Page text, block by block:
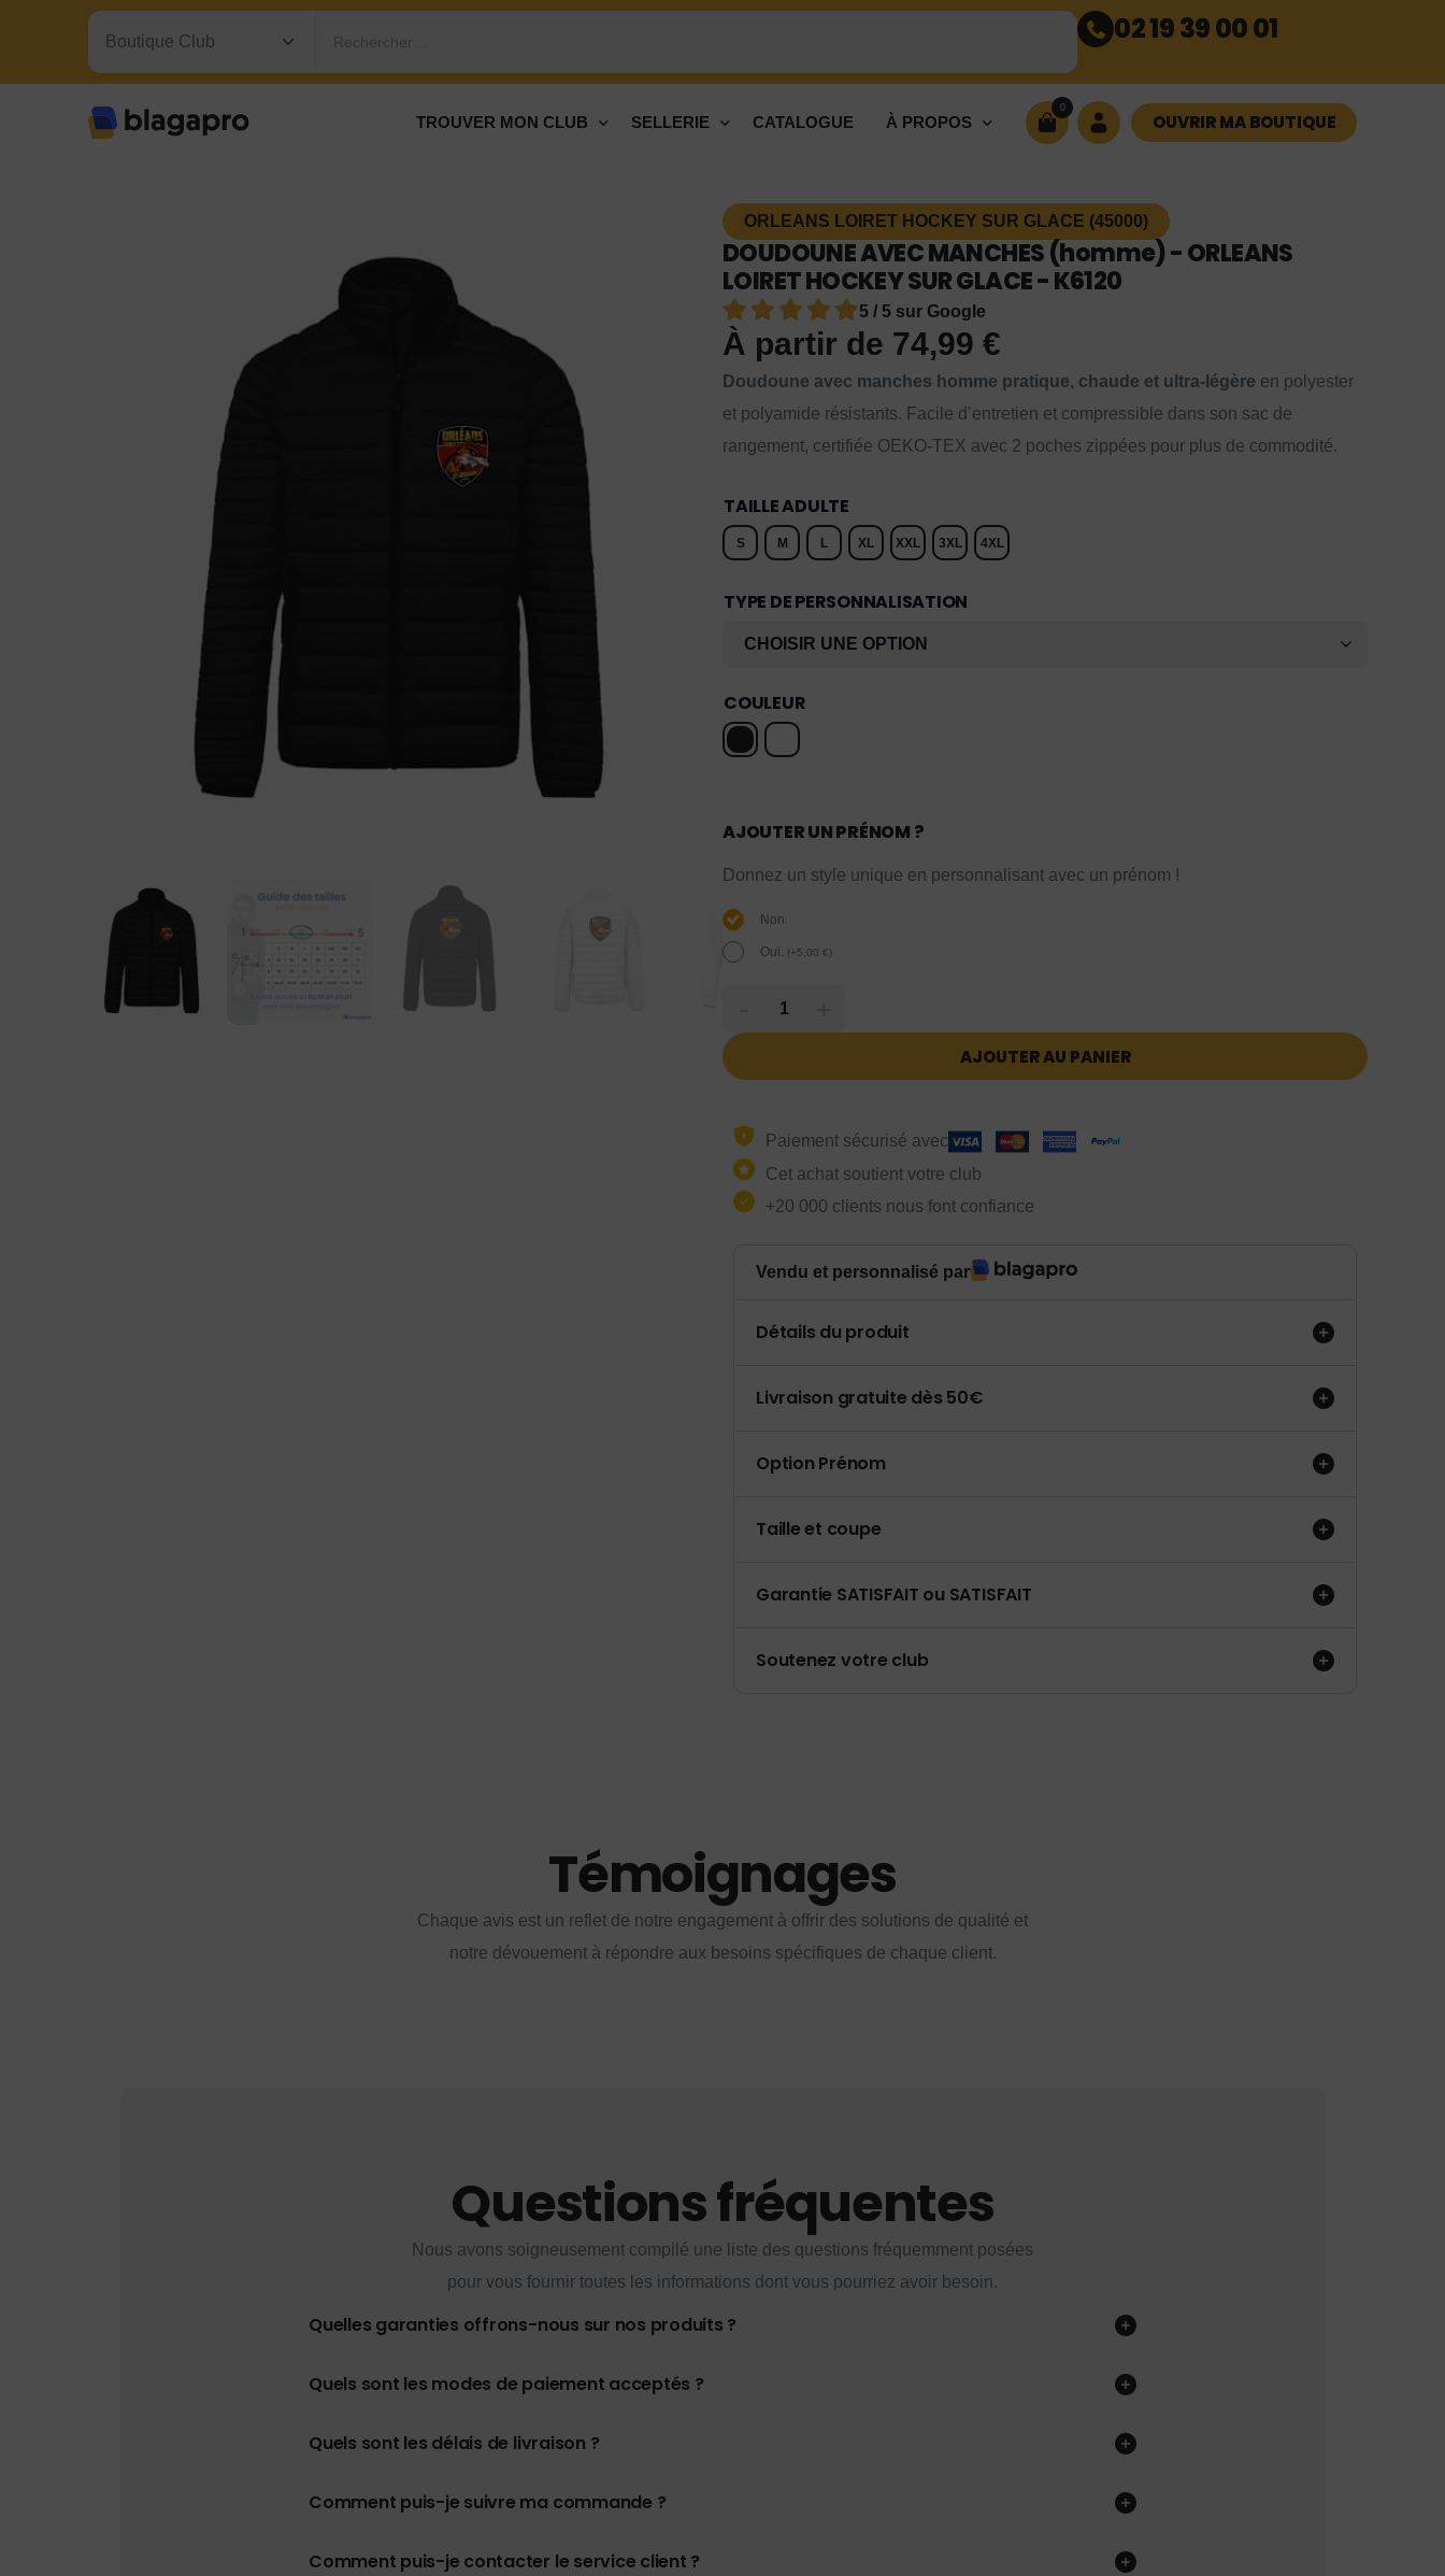
Rechercher… 02 19 39 00 01
TROUVER MON CLUB SELLERIE CATALOGUE À PROPOS
0
OUVRIR MA BOUTIQUE
ORLEANS LOIRET HOCKEY SUR GLACE (45000)
DOUDOUNE AVEC MANCHES (homme) - ORLEANS
LOIRET HOCKEY SUR GLACE - K6120
5 / 5 sur Google
À partir de 74,99 €
Doudoune avec manches homme pratique, chaude et ultra-légère en polyester
et polyamide résistants. Facile d’entretien et compressible dans son sac de
rangement, certifiée OEKO-TEX avec 2 poches zippées pour plus de commodité.
TAILLE ADULTE
S M L XL XXL 3XL 4XL
TYPE DE PERSONNALISATION
COULEUR
AJOUTER UN PRÉNOM ?
Donnez un style unique en personnalisant avec un prénom !
Non
Oui. (+5,00 €)
AJOUTER AU PANIER
Paiement sécurisé avec
Cet achat soutient votre club
+20 000 clients nous font confiance
Vendu et personnalisé par
Détails du produit
Livraison gratuite dès 50€
Option Prénom
Taille et coupe
Garantie SATISFAIT ou SATISFAIT
Soutenez votre club
Témoignages
Chaque avis est un reflet de notre engagement à offrir des solutions de qualité et
notre dévouement à répondre aux besoins spécifiques de chaque client.
Questions fréquentes
Nous avons soigneusement compilé une liste des questions fréquemment posées
pour vous fournir toutes les informations dont vous pourriez avoir besoin.
Quelles garanties offrons-nous sur nos produits ?
Quels sont les modes de paiement acceptés ?
Quels sont les délais de livraison ?
Comment puis-je suivre ma commande ?
Comment puis-je contacter le service client ?